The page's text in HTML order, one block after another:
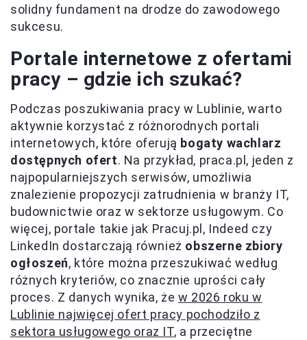
solidny fundament na drodze do zawodowego
sukcesu.
Portale internetowe z ofertami
pracy – gdzie ich szukać?
Podczas poszukiwania pracy w Lublinie, warto
aktywnie korzystać z różnorodnych portali
internetowych, które oferują bogaty wachlarz
dostępnych ofert. Na przykład, praca.pl, jeden z
najpopularniejszych serwisów, umożliwia
znalezienie propozycji zatrudnienia w branży IT,
budownictwie oraz w sektorze usługowym. Co
więcej, portale takie jak Pracuj.pl, Indeed czy
LinkedIn dostarczają również obszerne zbiory
ogłoszeń, które można przeszukiwać według
różnych kryteriów, co znacznie uprości cały
proces. Z danych wynika, że w 2026 roku w
Lublinie najwięcej ofert pracy pochodziło z
sektora usługowego oraz IT, a przeciętne